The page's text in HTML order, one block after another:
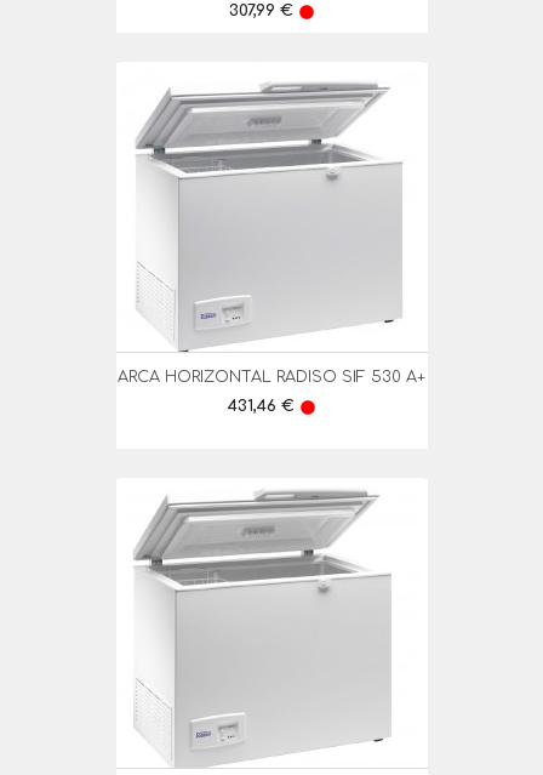
Preço
307,99 € lens
ARCA HORIZONTAL RADISO SIF 530 A+
Preço
431,46 € lens